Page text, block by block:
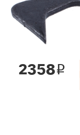
2358i